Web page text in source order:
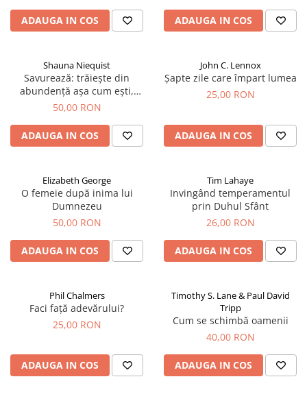
Finanțe
Romane, Nuvele și Povestiri
Reviste
Poezii
ADAUGA IN COS ADAUGA IN COS
Shauna Niequist
Savurează: trăiește din
abundență așa cum ești,
acolo unde ești
50,00 RON
ADAUGA IN COS
John C. Lennox
Șapte zile care împart lumea
25,00 RON
ADAUGA IN COS
Elizabeth George
O femeie după inima lui
Dumnezeu
50,00 RON
ADAUGA IN COS
Tim Lahaye
Invingând temperamentul
prin Duhul Sfânt
26,00 RON
ADAUGA IN COS
Phil Chalmers
Faci față adevărului?
25,00 RON
ADAUGA IN COS
Timothy S. Lane & Paul David
Tripp
Cum se schimbă oamenii
40,00 RON
ADAUGA IN COS